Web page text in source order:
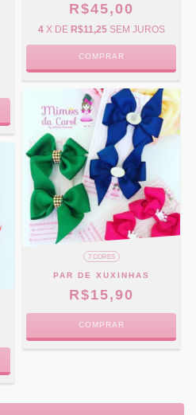
R$45,00
4 X DE R$11,25 SEM JUROS
COMPRAR
7 CORES
PAR DE XUXINHAS
R$15,90
COMPRAR